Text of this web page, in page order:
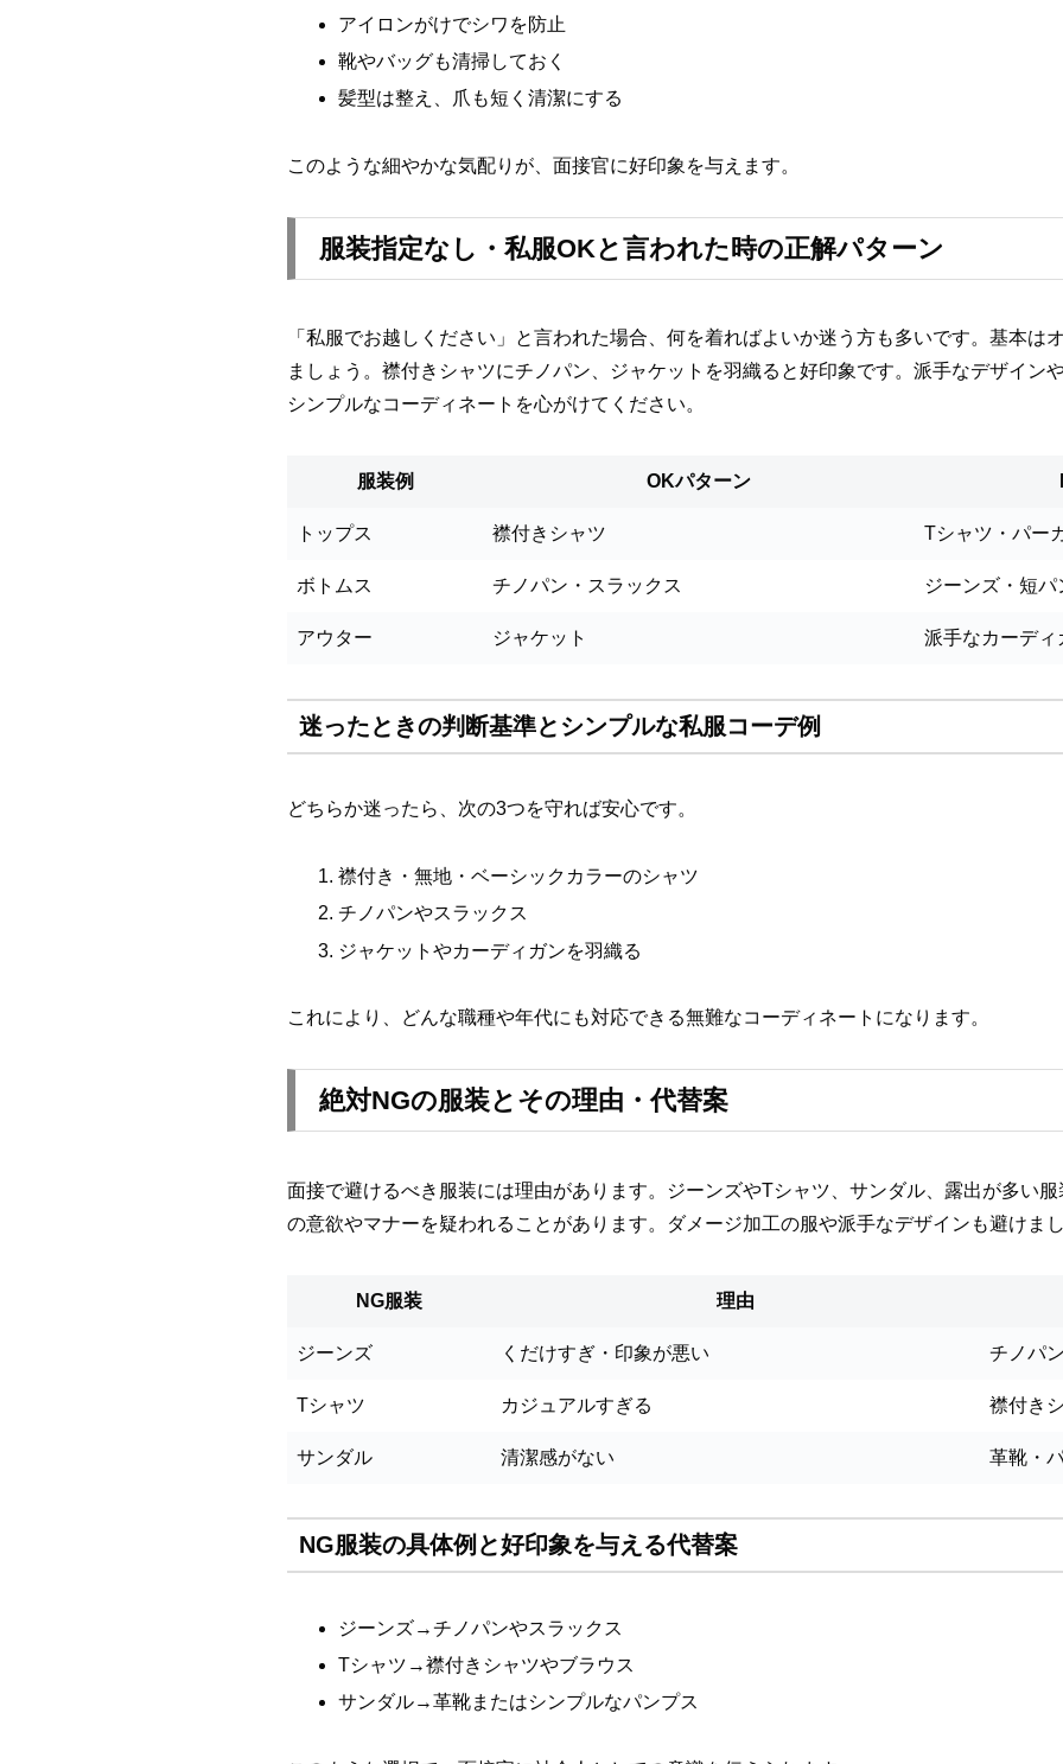
アイロンがけでシワを防止
靴やバッグも清掃しておく
髪型は整え、爪も短く清潔にする
このような細やかな気配りが、面接官に好印象を与えます。
服装指定なし・私服OKと言われた時の正解パターン
「私服でお越しください」と言われた場合、何を着ればよいか迷う方も多いです。基本は
ましょう。襟付きシャツにチノパン、ジャケットを羽織ると好印象です。派手なデザイン
シンプルなコーディネートを心がけてください。
服装例 OKパターン
トップス 襟付きシャツ Tシャツ・パー
ボトムス チノパン・スラックス ジーンズ・短パ
アウター ジャケット 派手なカーディ
迷ったときの判断基準とシンプルな私服コーデ例
どちらか迷ったら、次の3つを守れば安心です。
襟付き・無地・ベーシックカラーのシャツ
チノパンやスラックス
ジャケットやカーディガンを羽織る
これにより、どんな職種や年代にも対応できる無難なコーディネートになります。
絶対NGの服装とその理由・代替案
面接で避けるべき服装には理由があります。ジーンズやTシャツ、サンダル、露出が多い
の意欲やマナーを疑われることがあります。ダメージ加工の服や派手なデザインも避けまし
NG服装 理由
ジーンズ くだけすぎ・印象が悪い チノパン
Tシャツ カジュアルすぎる 襟付き
サンダル 清潔感がない 革靴・
NG服装の具体例と好印象を与える代替案
ジーンズ→チノパンやスラックス
Tシャツ→襟付きシャツやブラウス
サンダル→革靴またはシンプルなパンプス